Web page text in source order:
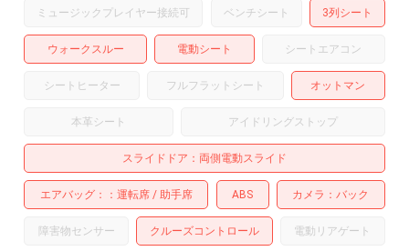
ミュージックプレイヤー接続可 ベンチシート 3列シート
ウォークスルー 電動シート シートエアコン
シートヒーター フルフラットシート オットマン
本革シート アイドリングストップ
スライドドア 両側電動スライド
エアバッグ： 運転席 助手席 ABS カメラ バック
障害物センサー クルーズコントロール 電動リアゲート